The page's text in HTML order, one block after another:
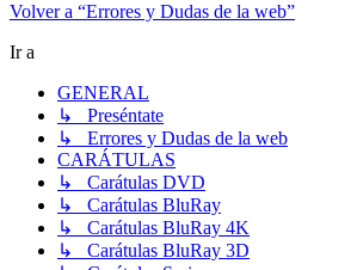
Volver a “Errores y Dudas de la web”
Ir a
GENERAL
↳ Preséntate
↳ Errores y Dudas de la web
CARÁTULAS
↳ Carátulas DVD
↳ Carátulas BluRay
↳ Carátulas BluRay 4K
↳ Carátulas BluRay 3D